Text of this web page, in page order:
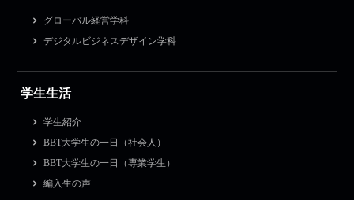
グローバル経営学科
デジタルビジネスデザイン学科
学生生活
学生紹介
BBT大学生の一日（社会人）
BBT大学生の一日（専業学生）
編入生の声